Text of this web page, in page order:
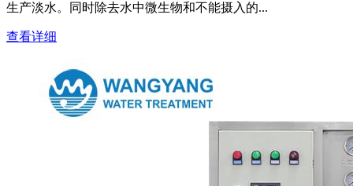
生产淡水。同时除去水中微生物和不能摄入的...
查看详细